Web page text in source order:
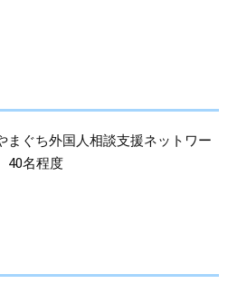
まぐち外国人相談支援ネットワー
40名程度